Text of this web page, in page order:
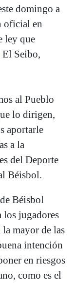
domingo a
oficial en
ley que
El Seibo,
al Pueblo
lo dirigen,
aportarle
a la
del Deporte
Béisbol.
Béisbol
jugadores
mayor de las
intención
en riesgos
como es el